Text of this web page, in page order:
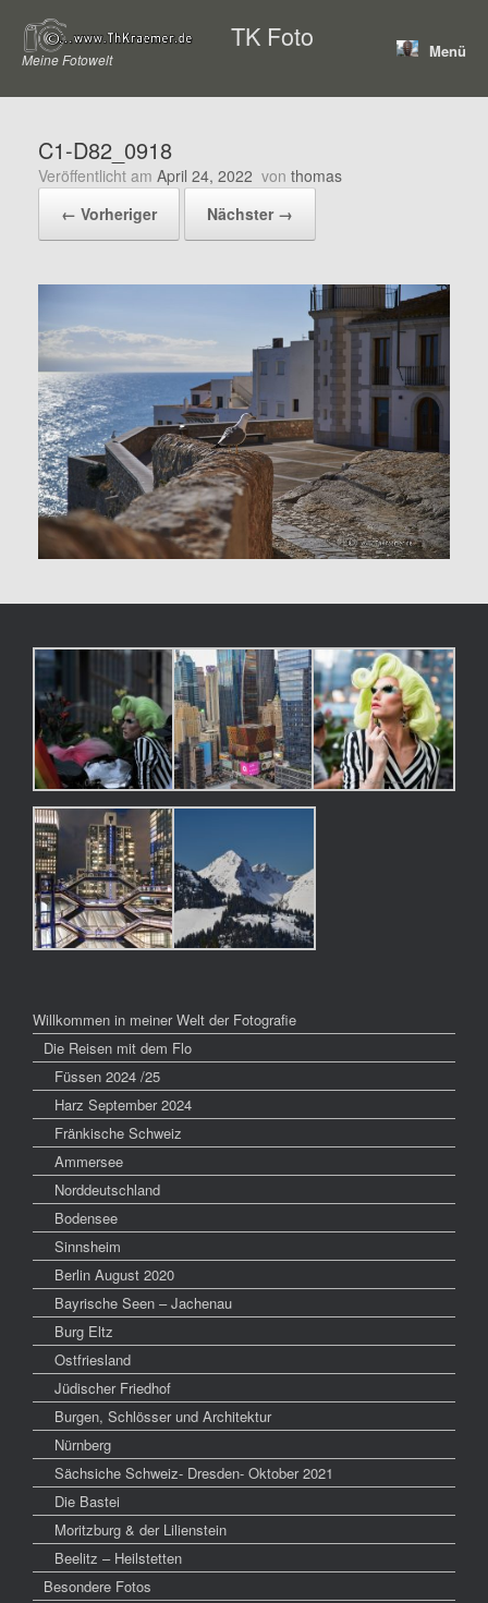
Inhalt
springen
TK Foto
Meine Fotowelt Menü
C1-D82_0918
Veröffentlicht am April 24, 2022 von thomas
← Vorheriger
Nächster →
Willkommen in meiner Welt der Fotografie
Die Reisen mit dem Flo
Füssen 2024 /25
Harz September 2024
Fränkische Schweiz
Ammersee
Norddeutschland
Bodensee
Sinnsheim
Berlin August 2020
Bayrische Seen – Jachenau
Burg Eltz
Ostfriesland
Jüdischer Friedhof
Burgen, Schlösser und Architektur
Nürnberg
Sächsiche Schweiz- Dresden- Oktober 2021
Die Bastei
Moritzburg & der Lilienstein
Beelitz – Heilstetten
Besondere Fotos